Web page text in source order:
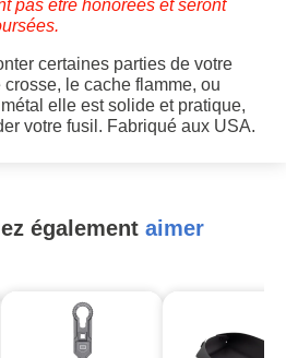
pas être honorées et seront
certaines parties de votre
le cache flamme, ou
elle est solide et pratique,
votre fusil. Fabriqué aux USA.
également aimer